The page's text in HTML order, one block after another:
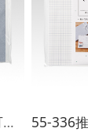
55-335 推荐日本进口可乐clover清新手工绘图手账纪事标记本优质